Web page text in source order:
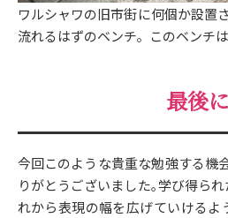
ワルシャワの旧市街に何個か設置
流れるはずのベンチ。このベンチ
最後に
今回このような貴重な勉強する機
りがとうございました｡学び得ら
れから表現の幅を広げていけるよ